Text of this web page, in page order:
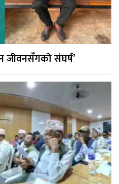
जीवनसँगको संघर्ष’